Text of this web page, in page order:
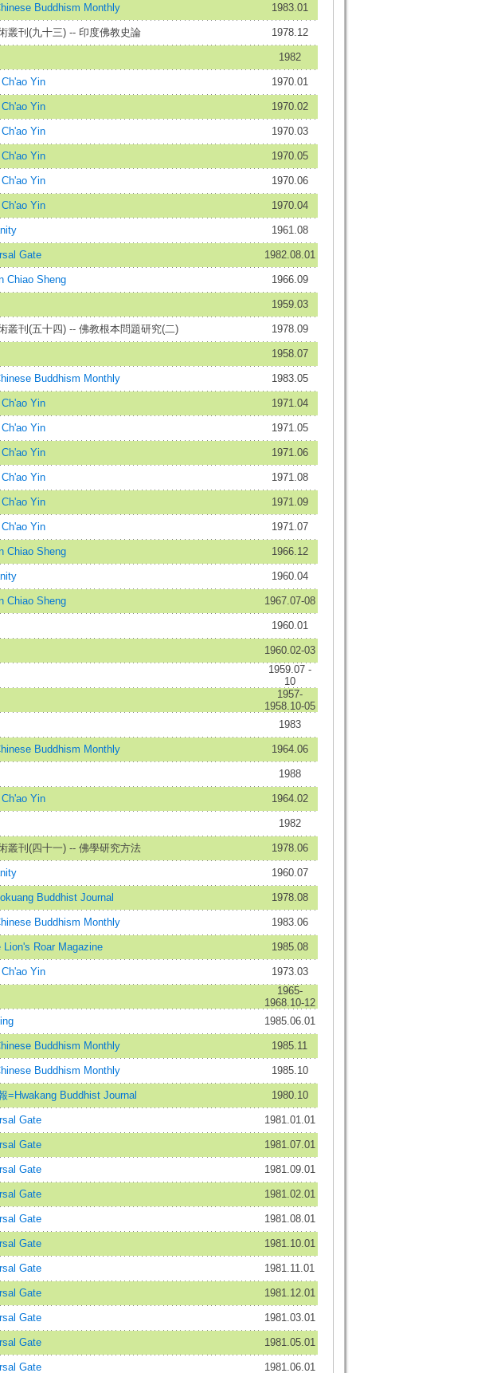
Buddhism Monthly 1983.01
叢刊(九十三) -- 印度佛教史論 1978.12
1982
Yin 1970.01
Yin 1970.02
Yin 1970.03
Yin 1970.05
Yin 1970.06
Yin 1970.04
1961.08
Gate 1982.08.01
Chiao Sheng 1966.09
1959.03
叢刊(五十四) -- 佛教根本問題研究(二) 1978.09
1958.07
Buddhism Monthly 1983.05
Yin 1971.04
Yin 1971.05
Yin 1971.06
Yin 1971.08
Yin 1971.09
Yin 1971.07
Chiao Sheng 1966.12
1960.04
Chiao Sheng 1967.07-08
1960.01
1960.02-03
1959.07 -
10
1957-
1958.10-05
1983
Buddhism Monthly 1964.06
1988
Yin 1964.02
1982
叢刊(四十一) -- 佛學研究方法 1978.06
1960.07
Buddhist Journal 1978.08
Buddhism Monthly 1983.06
Lion's Roar Magazine 1985.08
Yin 1973.03
1965-
1968.10-12
1985.06.01
Buddhism Monthly 1985.11
Buddhism Monthly 1985.10
=Hwakang Buddhist Journal 1980.10
Gate 1981.01.01
Gate 1981.07.01
Gate 1981.09.01
Gate 1981.02.01
Gate 1981.08.01
Gate 1981.10.01
Gate 1981.11.01
Gate 1981.12.01
Gate 1981.03.01
Gate 1981.05.01
Gate 1981.06.01